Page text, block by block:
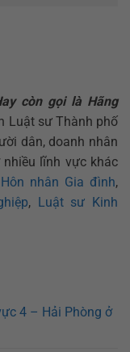
còn gọi là Hãng
Luật sư Thành phố
dân, doanh nhân
lĩnh vực khác
nhân Gia đình,
, Luật sư Kinh
4 – Hải Phòng ở